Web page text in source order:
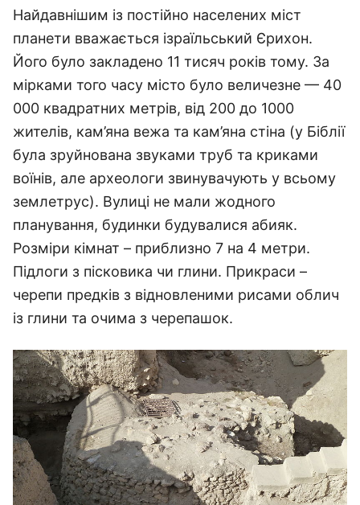
Найдавнішим із постійно населених міст
планети вважається ізраїльський Єрихон.
Його було закладено 11 тисяч років тому. За
мірками того часу місто було величезне — 40
000 квадратних метрів, від 200 до 1000
жителів, кам’яна вежа та кам’яна стіна (у Біблії
була зруйнована звуками труб та криками
воїнів, але археологи звинувачують у всьому
землетрус). Вулиці не мали жодного
планування, будинки будувалися абияк.
Розміри кімнат – приблизно 7 на 4 метри.
Підлоги з пісковика чи глини. Прикраси –
черепи предків з відновленими рисами облич
із глини та очима з черепашок.